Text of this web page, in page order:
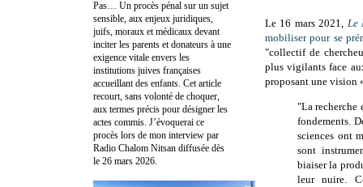
Le 16 mars 2021, Le
mobiliser pour se
"collectif de
plus vigilants face
proposant une vision
"La recherche
fondements.
sciences ont
sont
biaiser la
leur nuire.
Pas… Un procès pénal sur un sujet
sensible, aux enjeux juridiques,
juifs, moraux et médicaux devant
inciter les parents et donateurs à une
exigence vitale envers les
institutions juives françaises
accueillant des enfants. Cet article
recourt, sans volonté de choquer,
aux termes précis pour désigner les
actes commis. J’évoquerai ce
procès lors de mon interview par
Radio Chalom Nitsan diffusée dès
le 26 mars 2026.